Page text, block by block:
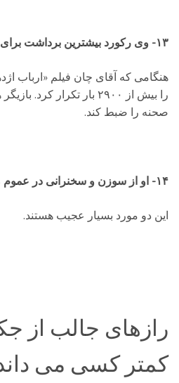
۱۳- وی رکورد بیشترین برداشت برای یک صحنه را در اختیار دارد
هنگامی که آقای چان فیلم «ارباب
را بیش از ۲۹۰۰ بار تکرار
صحنه را ضبط کند.
۱۴- او از سوزن و سخنرانی در عموم می ترسد
این دو مورد بسیار عجیب هستند.
رازهای جالب از
کمتر کسی می